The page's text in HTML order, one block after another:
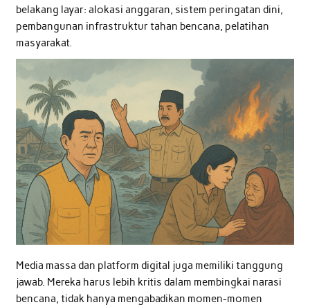
belakang layar: alokasi anggaran, sistem peringatan dini,
pembangunan infrastruktur tahan bencana, pelatihan
masyarakat.
Media massa dan platform digital juga memiliki tanggung
jawab. Mereka harus lebih kritis dalam membingkai narasi
bencana, tidak hanya mengabadikan momen-momen